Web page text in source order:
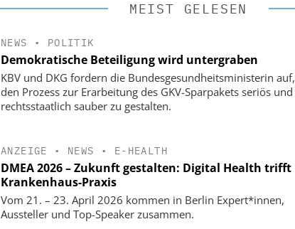
MEIST GELESEN
NEWS • POLITIK
Demokratische Beteiligung wird untergraben
KBV und DKG fordern die Bundesgesundheitsministerin auf,
den Prozess zur Erarbeitung des GKV-Sparpakets seriös und
rechtsstaatlich sauber zu gestalten.
ANZEIGE • NEWS • E-HEALTH
DMEA 2026 – Zukunft gestalten: Digital Health trifft
Krankenhaus-Praxis
Vom 21. – 23. April 2026 kommen in Berlin Expert*innen,
Aussteller und Top-Speaker zusammen.